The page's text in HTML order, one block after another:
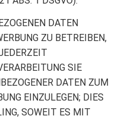
DATEN
ZU BETREIBEN,
SIE
DATEN ZUM
EINZULEGEN; DIES
SOWEIT ES MIT